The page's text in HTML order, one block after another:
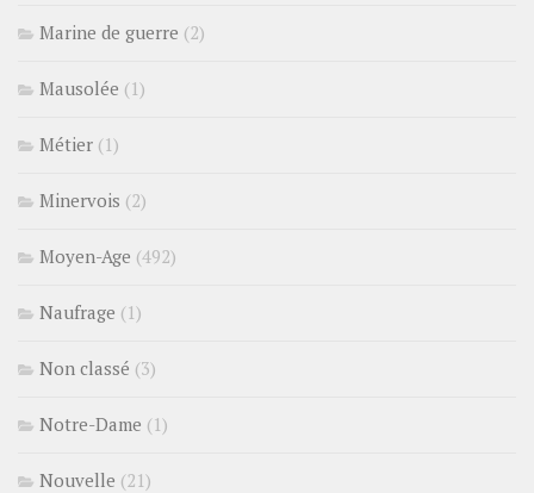
Marine de guerre (2)
Mausolée (1)
Métier (1)
Minervois (2)
Moyen-Age (492)
Naufrage (1)
Non classé (3)
Notre-Dame (1)
Nouvelle (21)